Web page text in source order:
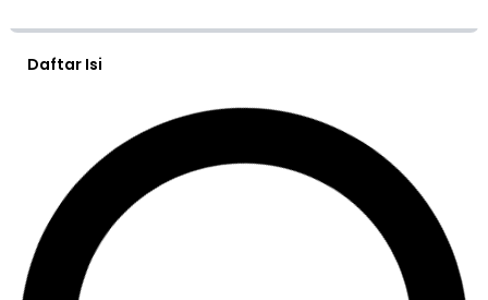
Daftar Isi